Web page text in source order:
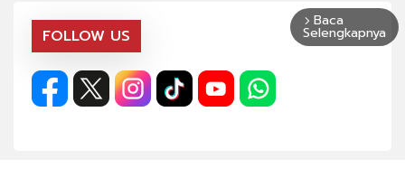
FOLLOW US
arrow_forward_ios Baca
Selengkapnya